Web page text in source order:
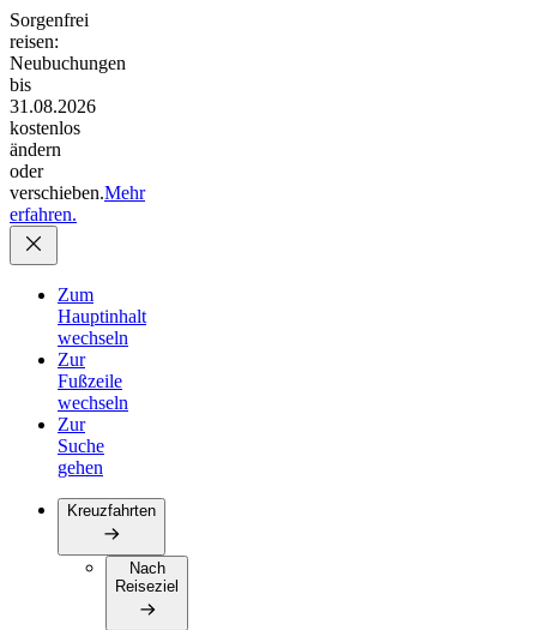
Sorgenfrei
reisen:
Neubuchungen
bis
31.08.2026
kostenlos
ändern
oder
verschieben.Mehr
erfahren.
Zum
Hauptinhalt
wechseln
Zur
Fußzeile
wechseln
Zur
Suche
gehen
Kreuzfahrten
Nach
Reiseziel